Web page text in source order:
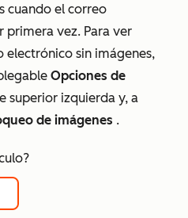
cuando el correo
primera vez. Para ver
sin imágenes,
Opciones de
superior izquierda y, a
de imágenes .